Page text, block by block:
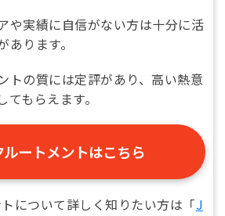
や実績に自信がない方は十分に活
ります。
トの質には定評があり、高い熱意
もらえます。
ルートメントはこちら
について詳しく知りたい方は「J